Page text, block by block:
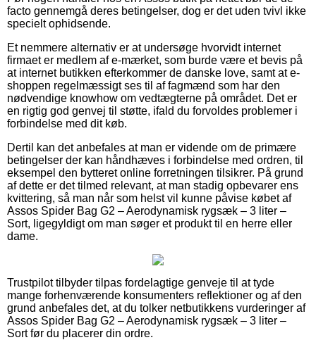
facto gennemgå deres betingelser, dog er det uden tvivl ikke
specielt ophidsende.
Et nemmere alternativ er at undersøge hvorvidt internet
firmaet er medlem af e-mærket, som burde være et bevis på
at internet butikken efterkommer de danske love, samt at e-
shoppen regelmæssigt ses til af fagmænd som har den
nødvendige knowhow om vedtægterne på området. Det er
en rigtig god genvej til støtte, ifald du forvoldes problemer i
forbindelse med dit køb.
Dertil kan det anbefales at man er vidende om de primære
betingelser der kan håndhæves i forbindelse med ordren, til
eksempel den bytteret online forretningen tilsikrer. På grund
af dette er det tilmed relevant, at man stadig opbevarer ens
kvittering, så man når som helst vil kunne påvise købet af
Assos Spider Bag G2 – Aerodynamisk rygsæk – 3 liter –
Sort, ligegyldigt om man søger et produkt til en herre eller
dame.
Trustpilot tilbyder tilpas fordelagtige genveje til at tyde
mange forhenværende konsumenters reflektioner og af den
grund anbefales det, at du tolker netbutikkens vurderinger af
Assos Spider Bag G2 – Aerodynamisk rygsæk – 3 liter –
Sort før du placerer din ordre.